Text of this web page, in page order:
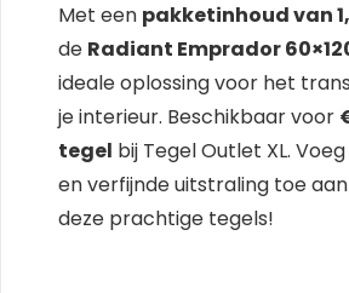
Met een pakketinhoud van
de Radiant Emprador
ideale oplossing voor het
je interieur. Beschikbaar voor
tegel bij Tegel Outlet XL.
en verfijnde uitstraling toe
deze prachtige tegels!